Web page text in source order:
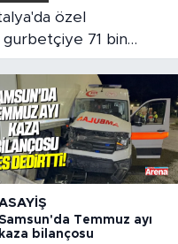
gurbetçiye 71 bin
Temmuz ayı
kaza bilançosu